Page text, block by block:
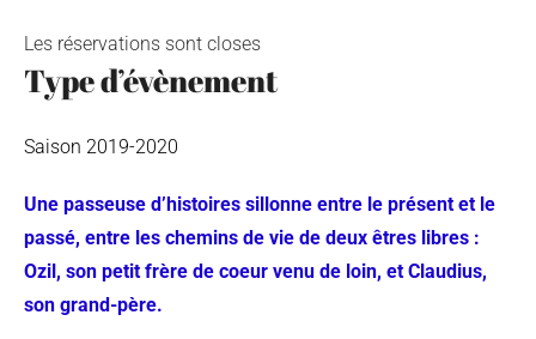
Les réservations sont closes
Type d’évènement
Saison 2019-2020
Une passeuse d’histoires sillonne entre le présent et le
passé, entre les chemins de vie de deux êtres libres :
Ozil, son petit frère de coeur venu de loin, et Claudius,
son grand-père.